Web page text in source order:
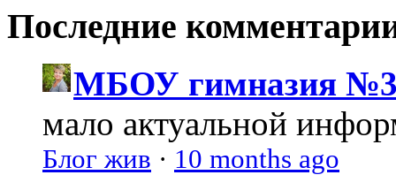
Последние
МБОУ гимназия №3
мало актуальной
Блог жив · 10 months ago